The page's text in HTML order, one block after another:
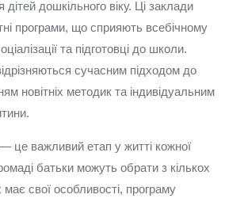
дошкільного віку. Ці заклади
програми, що сприяють всебічному
та підготовці до школи.
сучасним підходом до
новітніх методик та індивідуальним
це важливий етап у житті кожної
батьки можуть обрати з кількох
свої особливості, програму